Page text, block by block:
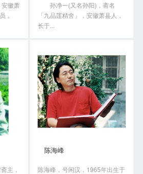
徽萧
，
孙净一(又名孙阳)，斋名
「九品莲精舍」，安徽萧县人，
长于...
主，
陈海峰
陈海峰，号闲汉，1965年出生于